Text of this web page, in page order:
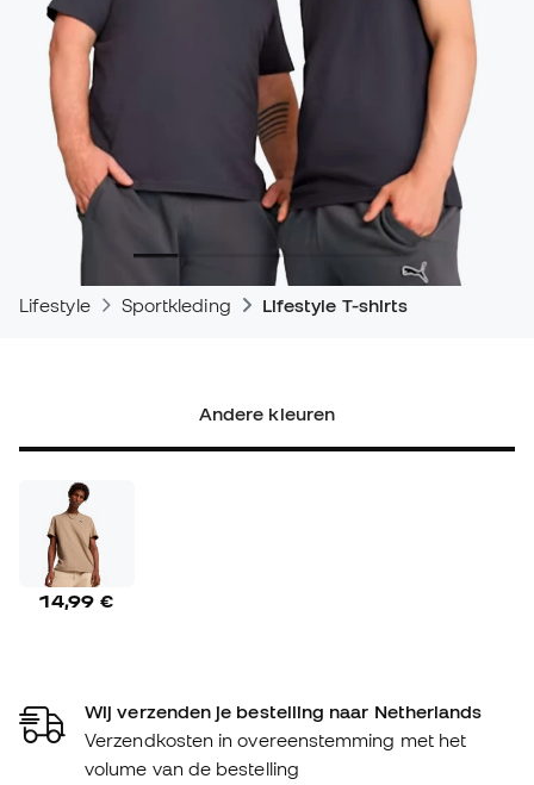
Lifestyle Sportkleding Lifestyle T-shirts
Andere kleuren
14,99 €
Wij verzenden je bestelling naar Netherlands
Verzendkosten in overeenstemming met het
volume van de bestelling